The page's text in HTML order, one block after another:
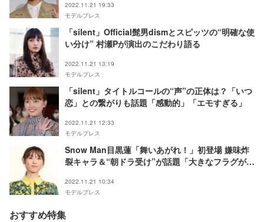
2022.11.21 19:33
モデルプレス
「silent」Official髭男dismとスピッツの“明確な使
い分け” 村瀬Pが演出のこだわり語る
2022.11.21 13:19
モデルプレス
「silent」タイトルコールの“声”の正体は？「いつ
恋」との繋がりも話題「感動的」「エモすぎる」
2022.11.21 12:33
モデルプレス
Snow Man目黒蓮「舞いあがれ！」初登場 嫌味炸
裂キャラ＆“朝ドラ受け”が話題「大きなフラグが立
2022.11.21 10:34
モデルプレス
おすすめ特集